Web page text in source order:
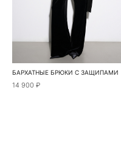
БАРХАТНЫЕ БРЮКИ С ЗАЩИПАМИ
14 900 ₽